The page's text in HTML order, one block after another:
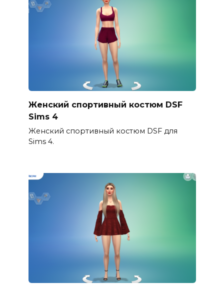
Женский спортивный костюм DSF
Sims 4
Женский спортивный костюм DSF для
Sims 4.